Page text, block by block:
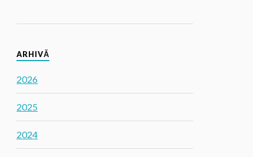
ARHIVĂ
2026
2025
2024